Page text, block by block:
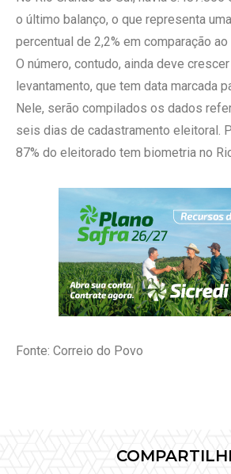
o último balanço, o que representa
percentual de 2,2% em comparação
O número, contudo, ainda deve
levantamento, que tem data marcada
Nele, serão compilados os dados
seis dias de cadastramento eleitoral.
87% do eleitorado tem biometria no
Fonte: Correio do Povo